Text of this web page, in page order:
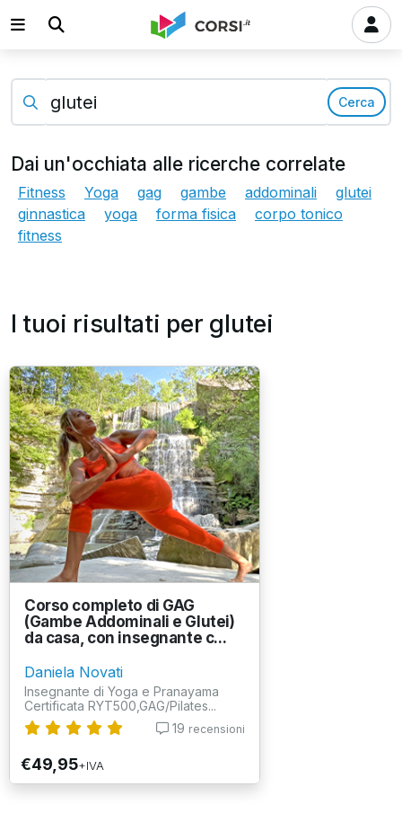
Cerca
Dai un'occhiata alle ricerche correlate
Fitness Yoga gag gambe addominali
glutei
ginnastica
yoga forma fisica
corpo tonico
fitness
I tuoi risultati per glutei
Corso completo di GAG
(Gambe Addominali e Glutei)
da casa, con insegnante c...
Daniela Novati
Insegnante di Yoga e Pranayama
Certificata RYT500,GAG/Pilates...
19 recensioni
€49,95+IVA